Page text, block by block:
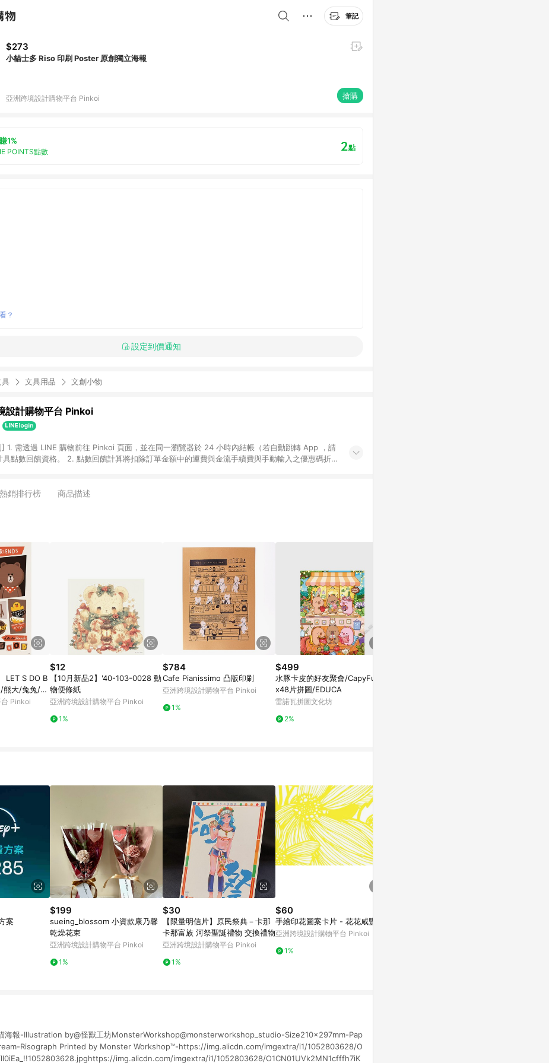
筆記
$273
小貓士多 Riso 印刷 Poster 原創獨立海報
亞洲跨境設計購物平台 Pinkoi 搶購
1%
POINTS點數 2點
？
設定到價通知
具 文具用品 文創小物
設計購物平台 Pinkoi
1. 需透過 LINE 購物前往 Pinkoi 頁面，並在同一瀏覽器於 24 小時內結帳（若自動跳轉 App ，請
點數回饋資格。 2. 點數回饋計算將扣除訂單金額中的運費與金流手續費與手動輸入之優惠碼折
限。 6. APP 請更新至Android v4.6.0 / iOS v4.1.5 以上才具贈點資格。 7. 點數將於出貨後 45 天
包活動說明為準。 11. 若於 LINE 購物前往 Pinkoi 頁面後才首次下載 Pinkoi APP 並完成訂單，不
熱銷排行榜 商品描述
LET S DO B
熊大/兔兔/莎
Pinkoi
$12
【10月新品2】'40-103-0028 動
物便條紙
亞洲跨境設計購物平台 Pinkoi
1%
$784
Cafe Pianissimo 凸版印刷
亞洲跨境設計購物平台 Pinkoi
1%
$499
水豚卡皮的好友聚會/CapyFun/2
x48片拼圖/EDUCA
雷諾瓦拼圖文化坊
2%
案
$199
sueing_blossom 小資款康乃馨
乾燥花束
亞洲跨境設計購物平台 Pinkoi
1%
$30
【限量明信片】原民祭典－卡那
卡那富族 河祭聖誕禮物 交換禮物
亞洲跨境設計購物平台 Pinkoi
1%
$60
手繪印花圖案卡片 - 花花咸豐草
亞洲跨境設計購物平台 Pinkoi
1%
海報-Illustration by@怪獸工坊MonsterWorkshop@monsterworkshop_studio-Size210×297mm-Pap
Risograph Printed by Monster Workshop™-https://img.alicdn.com/imgextra/i1/1052803628/O
img.alicdn.com/imgextra/i1/1052803628/O1CN01UVk2MN1cfffh7iK